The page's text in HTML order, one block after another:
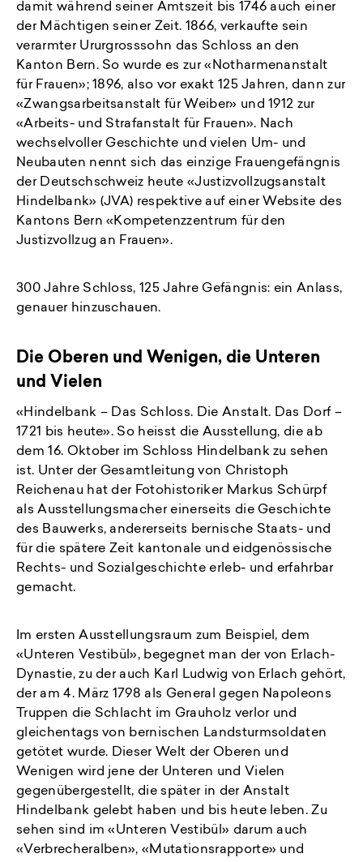
damit während seiner Amtszeit bis 1746 auch einer
der Mächtigen seiner Zeit. 1866, verkaufte sein
verarmter Ururgrosssohn das Schloss an den
Kanton Bern. So wurde es zur «Notharmenanstalt
für Frauen»; 1896, also vor exakt 125 Jahren, dann zur
«Zwangsarbeitsanstalt für Weiber» und 1912 zur
«Arbeits- und Strafanstalt für Frauen». Nach
wechselvoller Geschichte und vielen Um- und
Neubauten nennt sich das einzige Frauengefängnis
der Deutschschweiz heute «Justizvollzugsanstalt
Hindelbank» (JVA) respektive auf einer Website des
Kantons Bern «Kompetenzzentrum für den
Justizvollzug an Frauen».
300 Jahre Schloss, 125 Jahre Gefängnis: ein Anlass,
genauer hinzuschauen.
Die Oberen und Wenigen, die Unteren
und Vielen
«Hindelbank – Das Schloss. Die Anstalt. Das Dorf –
1721 bis heute». So heisst die Ausstellung, die ab
dem 16. Oktober im Schloss Hindelbank zu sehen
ist. Unter der Gesamtleitung von Christoph
Reichenau hat der Fotohistoriker Markus Schürpf
als Ausstellungsmacher einerseits die Geschichte
des Bauwerks, andererseits bernische Staats- und
für die spätere Zeit kantonale und eidgenössische
Rechts- und Sozialgeschichte erleb- und erfahrbar
gemacht.
Im ersten Ausstellungsraum zum Beispiel, dem
«Unteren Vestibül», begegnet man der von Erlach-
Dynastie, zu der auch Karl Ludwig von Erlach gehört,
der am 4. März 1798 als General gegen Napoleons
Truppen die Schlacht im Grauholz verlor und
gleichentags von bernischen Landsturmsoldaten
getötet wurde. Dieser Welt der Oberen und
Wenigen wird jene der Unteren und Vielen
gegenübergestellt, die später in der Anstalt
Hindelbank gelebt haben und bis heute leben. Zu
sehen sind im «Unteren Vestibül» darum auch
«Verbrecheralben», «Mutationsrapporte» und